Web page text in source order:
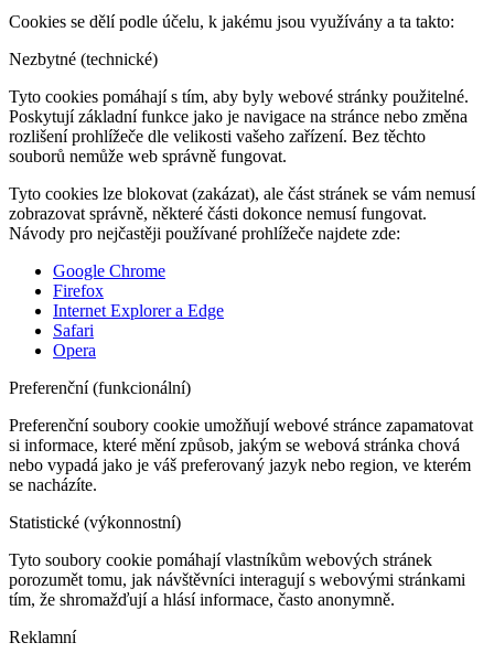
Cookies se dělí podle účelu, k jakému jsou využívány a ta takto:
Nezbytné (technické)
Tyto cookies pomáhají s tím, aby byly webové stránky použitelné.
Poskytují základní funkce jako je navigace na stránce nebo změna
rozlišení prohlížeče dle velikosti vašeho zařízení. Bez těchto
souborů nemůže web správně fungovat.
Tyto cookies lze blokovat (zakázat), ale část stránek se vám nemusí
zobrazovat správně, některé části dokonce nemusí fungovat.
Návody pro nejčastěji používané prohlížeče najdete zde:
Google Chrome
Firefox
Internet Explorer a Edge
Safari
Opera
Preferenční (funkcionální)
Preferenční soubory cookie umožňují webové stránce zapamatovat
si informace, které mění způsob, jakým se webová stránka chová
nebo vypadá jako je váš preferovaný jazyk nebo region, ve kterém
se nacházíte.
Statistické (výkonnostní)
Tyto soubory cookie pomáhají vlastníkům webových stránek
porozumět tomu, jak návštěvníci interagují s webovými stránkami
tím, že shromažďují a hlásí informace, často anonymně.
Reklamní